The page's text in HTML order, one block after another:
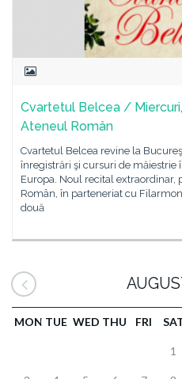
Cvartetul Belcea /
Ateneul Român
Cvartetul Belcea revine la
înregistrări şi cursuri de măiestrie
Europa. Noul recital
Român, în parteneriat cu
două
MON TUE WED THU FRI
1